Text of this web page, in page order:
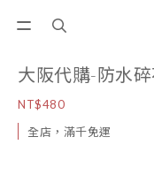
大阪代購-防水
NT$480
全店，滿千免運